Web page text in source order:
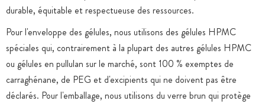
durable, équitable et respectueuse des ressources.
Pour l'enveloppe des gélules, nous utilisons des gélules HPMC
spéciales qui, contrairement à la plupart des autres gélules HPMC
ou gélules en pullulan sur le marché, sont 100 % exemptes de
carraghénane, de PEG et d'excipients qui ne doivent pas être
déclarés. Pour l'emballage, nous utilisons du verre brun qui protège